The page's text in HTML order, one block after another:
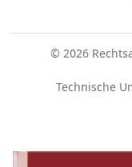
© 2026
Technische